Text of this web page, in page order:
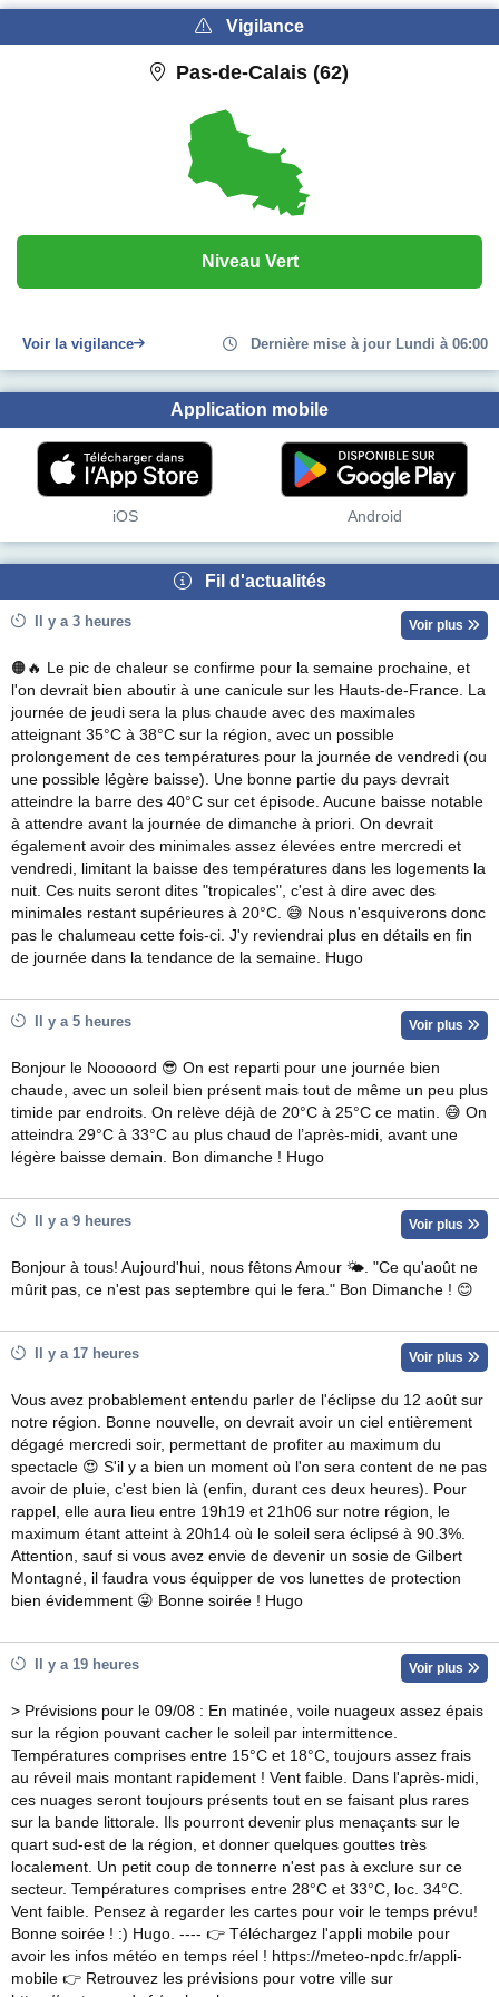
Vigilance
Pas-de-Calais (62)
Niveau Vert
Voir la vigilance Dernière mise à jour Lundi à 06:00
Application mobile
iOS Android
Fil d'actualités
Il y a 3 heures Voir plus
🟠🔥 Le pic de chaleur se confirme pour la semaine prochaine, et
l'on devrait bien aboutir à une canicule sur les Hauts-de-France. La
journée de jeudi sera la plus chaude avec des maximales
atteignant 35°C à 38°C sur la région, avec un possible
prolongement de ces températures pour la journée de vendredi (ou
une possible légère baisse). Une bonne partie du pays devrait
atteindre la barre des 40°C sur cet épisode. Aucune baisse notable
à attendre avant la journée de dimanche à priori. On devrait
également avoir des minimales assez élevées entre mercredi et
vendredi, limitant la baisse des températures dans les logements la
nuit. Ces nuits seront dites "tropicales", c'est à dire avec des
minimales restant supérieures à 20°C. 😅 Nous n'esquiverons donc
pas le chalumeau cette fois-ci. J'y reviendrai plus en détails en fin
de journée dans la tendance de la semaine. Hugo
Il y a 5 heures Voir plus
Bonjour le Nooooord 😎 On est reparti pour une journée bien
chaude, avec un soleil bien présent mais tout de même un peu plus
timide par endroits. On relève déjà de 20°C à 25°C ce matin. 😅 On
atteindra 29°C à 33°C au plus chaud de l’après-midi, avant une
légère baisse demain. Bon dimanche ! Hugo
Il y a 9 heures Voir plus
Bonjour à tous! Aujourd'hui, nous fêtons Amour 🌤. "Ce qu'août ne
mûrit pas, ce n'est pas septembre qui le fera." Bon Dimanche ! 😊
Il y a 17 heures Voir plus
Vous avez probablement entendu parler de l'éclipse du 12 août sur
notre région. Bonne nouvelle, on devrait avoir un ciel entièrement
dégagé mercredi soir, permettant de profiter au maximum du
spectacle 😍 S'il y a bien un moment où l'on sera content de ne pas
avoir de pluie, c'est bien là (enfin, durant ces deux heures). Pour
rappel, elle aura lieu entre 19h19 et 21h06 sur notre région, le
maximum étant atteint à 20h14 où le soleil sera éclipsé à 90.3%.
Attention, sauf si vous avez envie de devenir un sosie de Gilbert
Montagné, il faudra vous équipper de vos lunettes de protection
bien évidemment 😜 Bonne soirée ! Hugo
Il y a 19 heures Voir plus
> Prévisions pour le 09/08 : En matinée, voile nuageux assez épais
sur la région pouvant cacher le soleil par intermittence.
Températures comprises entre 15°C et 18°C, toujours assez frais
au réveil mais montant rapidement ! Vent faible. Dans l'après-midi,
ces nuages seront toujours présents tout en se faisant plus rares
sur la bande littorale. Ils pourront devenir plus menaçants sur le
quart sud-est de la région, et donner quelques gouttes très
localement. Un petit coup de tonnerre n'est pas à exclure sur ce
secteur. Températures comprises entre 28°C et 33°C, loc. 34°C.
Vent faible. Pensez à regarder les cartes pour voir le temps prévu!
Bonne soirée ! :) Hugo. ---- 👉 Téléchargez l'appli mobile pour
avoir les infos météo en temps réel ! https://meteo-npdc.fr/appli-
mobile 👉 Retrouvez les prévisions pour votre ville sur